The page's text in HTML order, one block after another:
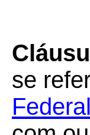
se
Federal